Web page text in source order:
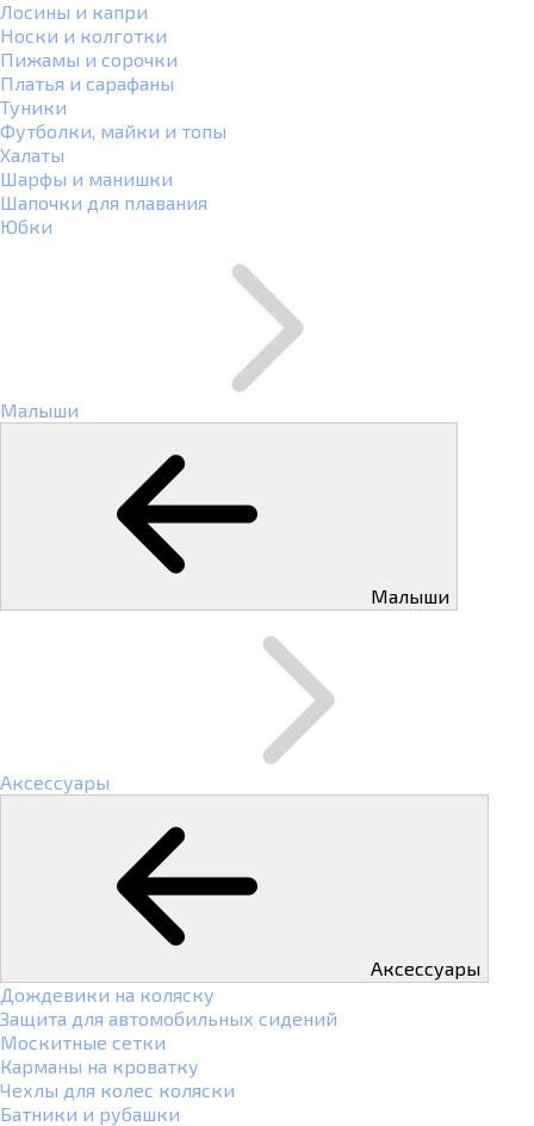
Лосины и капри
Носки и колготки
Пижамы и сорочки
Платья и сарафаны
Туники
Футболки, майки и топы
Халаты
Шарфы и манишки
Шапочки для плавания
Юбки
Малыши
Малыши
Аксессуары
Аксессуары
Дождевики на коляску
Защита для автомобильных сидений
Москитные сетки
Карманы на кроватку
Чехлы для колес коляски
Батники и рубашки